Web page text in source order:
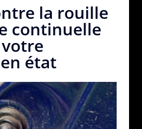
la rouille
continuelle
état